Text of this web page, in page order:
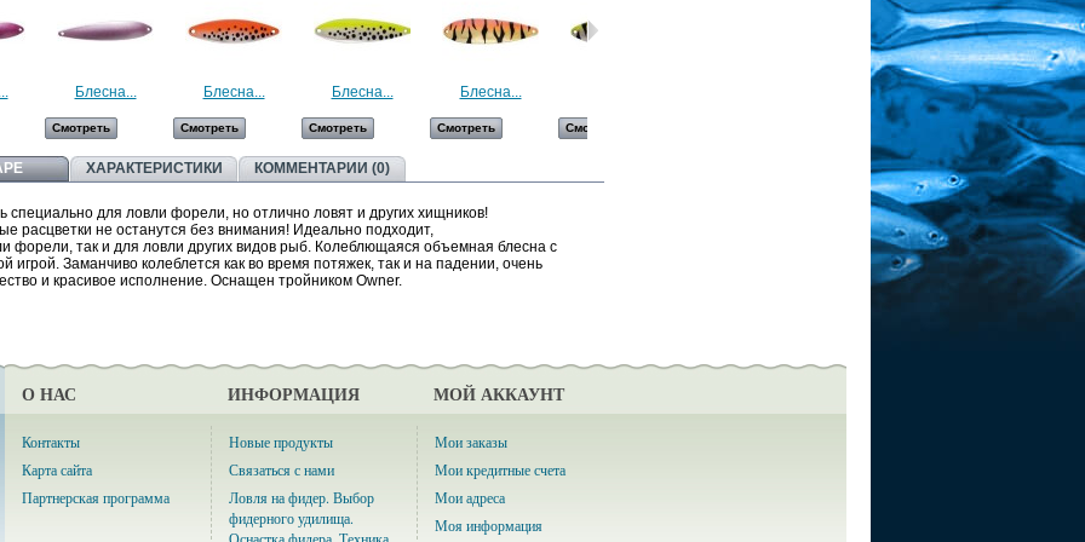
Блесна...
Смотреть
Блесна...
Смотреть
Блесна...
Смотреть
Блесна...
Смотреть Смотреть
Блесна... Блесна...
Смотреть
ХАРАКТЕРИСТИКИ КОММЕНТАРИИ (0)
специально для ловли форели, но отлично ловят и других хищников!
расцветки не останутся без внимания! Идеально подходит,
форели, так и для ловли других видов рыб. Колеблющаяся объемная блесна с
игрой. Заманчиво колеблется как во время потяжек, так и на падении, очень
и красивое исполнение. Оснащен тройником Owner.
О НАС
Контакты
Карта сайта
Партнерская программа
ИНФОРМАЦИЯ
Новые продукты
Связаться с нами
Ловля на фидер. Выбор
фидерного удилища.
МОЙ АККАУНТ
Мои заказы
Мои кредитные счета
Мои адреса
Моя информация